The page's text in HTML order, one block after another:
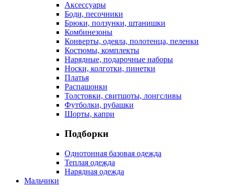
Аксессуары
Боди, песочники
Брюки, ползунки, штанишки
Комбинезоны
Конверты, одеяла, полотенца, пеленки
Костюмы, комплекты
Нарядные, подарочные наборы
Носки, колготки, пинетки
Платья
Распашонки
Толстовки, свитшоты, лонгсливы
Футболки, рубашки
Шорты, капри
Подборки
Однотонная базовая одежда
Теплая одежда
Нарядная одежда
Мальчики